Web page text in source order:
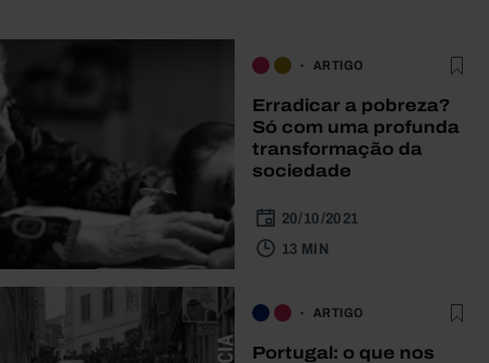
ARTIGO
Erradicar a pobreza?
Só com uma profunda
transformação da
sociedade
20/10/2021
13 MIN
ARTIGO
Portugal: o que nos